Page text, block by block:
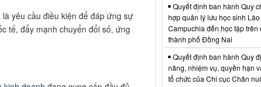
yêu cầu điều kiện để đáp ứng sự
tế, đẩy mạnh chuyển đổi số, ứng
Quyết định ban hành Quy
hợp quản lý lưu học sinh Lào
Campuchia đến học tập trên
thành phố Đồng Nai
Quyết định ban hành Quy
năng, nhiệm vụ, quyền hạn
tổ chức của Chi cục Chăn